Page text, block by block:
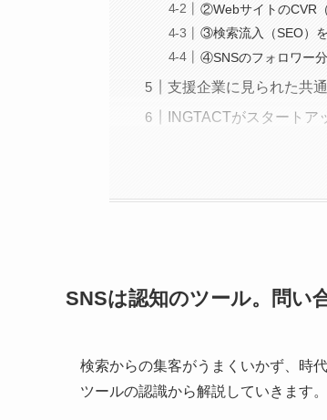
②WebサイトのCVR
③検索流入（SEO）
④SNSのフォロワー
支援企業に見られた共
INGTACTがスタート
SNSは認知のツール。問い
検索からの集客がうまくいかず、時
ツールの認識から解説していきます。